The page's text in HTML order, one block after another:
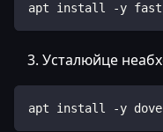
apt install -y
Усталюйце
apt install -y